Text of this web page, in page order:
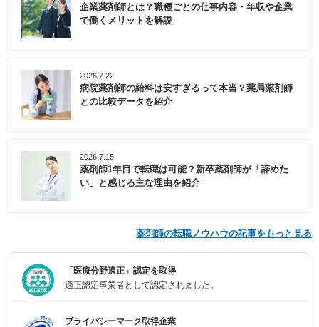
企業薬剤師とは？職種ごとの仕事内容・年収や企業
で働くメリットを解説
2026.7.22
病院薬剤師の給料は安すぎるって本当？薬局薬剤師
との比較データを紹介
2026.7.15
薬剤師1年目で転職は可能？新卒薬剤師が「辞めた
い」と感じる主な理由を紹介
薬剤師の転職ノウハウの記事をもっと見る
「医療分野適正」認定を取得
適正認定事業者として認定されました。
プライバシーマーク取得企業